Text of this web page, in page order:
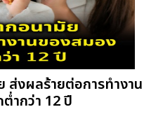
ส่งผลร้ายต่อการทำงาน
ำกว่า 12 ปี